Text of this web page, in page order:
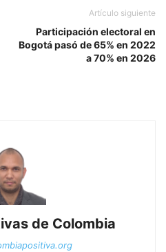
Artículo siguiente
Participación electoral en
Bogotá pasó de 65% en 2022
a 70% en 2026
de Colombia